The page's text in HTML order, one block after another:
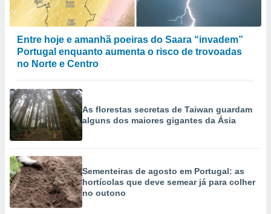
Entre hoje e amanhã poeiras do Saara “invadem”
Portugal enquanto aumenta o risco de trovoadas
no Norte e Centro
As florestas secretas de Taiwan guardam
alguns dos maiores gigantes da Ásia
Sementeiras de agosto em Portugal: as
hortícolas que deve semear já para colher
no outono